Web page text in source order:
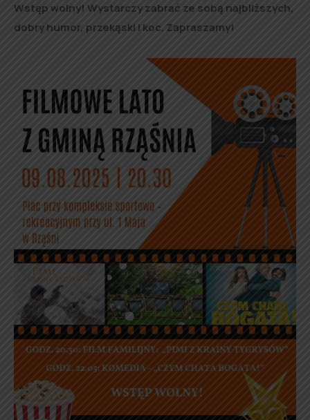
Wstęp wolny! Wystarczy zabrać ze sobą najbliższych,
dobry humor, przekąski i koc. Zapraszamy!